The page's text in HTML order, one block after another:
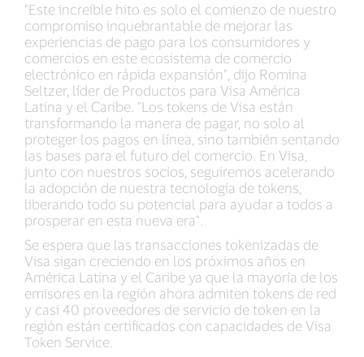
"Este increíble hito es solo el comienzo de nuestro
compromiso inquebrantable de mejorar las
experiencias de pago para los consumidores y
comercios en este ecosistema de comercio
electrónico en rápida expansión", dijo Romina
Seltzer, líder de Productos para Visa América
Latina y el Caribe. "Los tokens de Visa están
transformando la manera de pagar, no solo al
proteger los pagos en línea, sino también sentando
las bases para el futuro del comercio. En Visa,
junto con nuestros socios, seguiremos acelerando
la adopción de nuestra tecnología de tokens,
liberando todo su potencial para ayudar a todos a
prosperar en esta nueva era".
Se espera que las transacciones tokenizadas de
Visa sigan creciendo en los próximos años en
América Latina y el Caribe ya que la mayoría de los
emisores en la región ahora admiten tokens de red
y casi 40 proveedores de servicio de token en la
región están certificados con capacidades de Visa
Token Service.